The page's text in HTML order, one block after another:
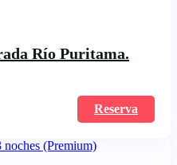
Río Puritama.
Reserva